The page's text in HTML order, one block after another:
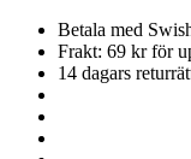
Betala med
Frakt: 69 kr för
14 dagars